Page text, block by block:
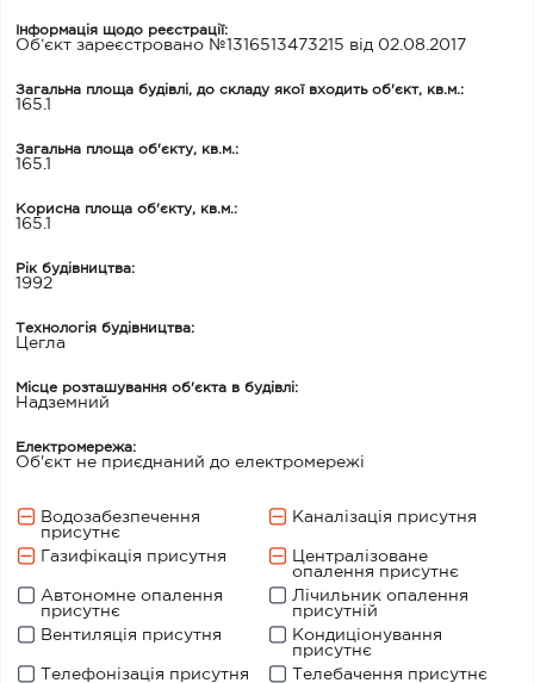
Інформація щодо реєстрації:
Об’єкт зареєстровано №1316513473215 від 02.08.2017
Загальна площа будівлі, до складу якої входить об'єкт, кв.м.:
165.1
Загальна площа об'єкту, кв.м.:
165.1
Корисна площа об'єкту, кв.м.:
165.1
Рік будівництва:
1992
Технологія будівництва:
Цегла
Місце розташування об'єкта в будівлі:
Надземний
Електромережа:
Об'єкт не приєднаний до електромережі
Водозабезпечення
присутнє
Каналізація присутня
Газифікація присутня
Централізоване
опалення присутнє
Автономне опалення
присутнє
Лічильник опалення
присутній
Вентиляція присутня
Кондиціонування
присутнє
Телефонізація присутня
Телебачення присутнє